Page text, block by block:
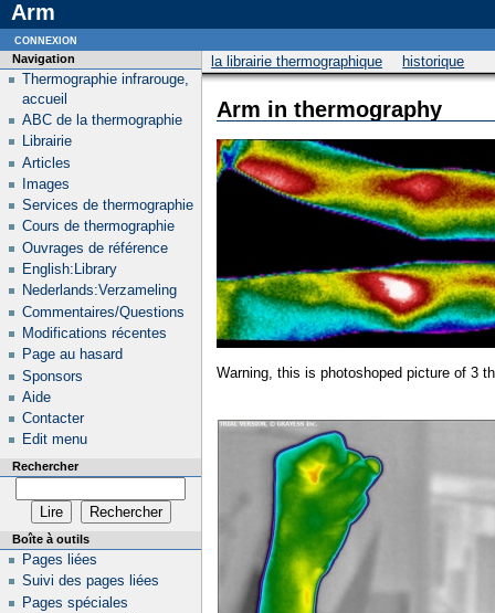
Arm
la librairie thermographique historique
Arm in thermography
Warning, this is photoshoped picture of 3
Navigation
Thermographie infrarouge,
accueil
ABC de la thermographie
Librairie
Articles
Images
Services de thermographie
Cours de thermographie
Ouvrages de référence
English:Library
Nederlands:Verzameling
Commentaires/Questions
Modifications récentes
Page au hasard
Sponsors
Aide
Contacter
Edit menu
Rechercher
Boîte à outils
Pages liées
Suivi des pages liées
Pages spéciales
connexion